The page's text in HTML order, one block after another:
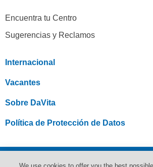
Encuentra tu Centro
Sugerencias y Reclamos
Internacional
Vacantes
Sobre DaVita
Política de Protección de Datos